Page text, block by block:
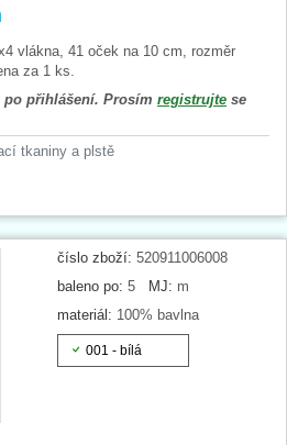
vlákna, 41 oček na 10 cm, rozměr
za 1 ks.
po přihlášení. Prosím registrujte se
tkaniny a plstě
číslo zboží: 520911006008
baleno po: 5 MJ: m
materiál: 100% bavlna
001 - bílá